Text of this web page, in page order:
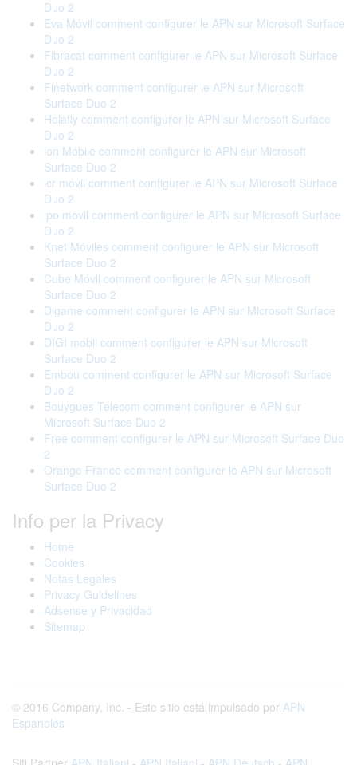
Duo 2
Eva Móvil comment configurer le APN sur Microsoft Surface
Duo 2
Fibracat comment configurer le APN sur Microsoft Surface
Duo 2
Finetwork comment configurer le APN sur Microsoft
Surface Duo 2
Holafly comment configurer le APN sur Microsoft Surface
Duo 2
ion Mobile comment configurer le APN sur Microsoft
Surface Duo 2
lcr móvil comment configurer le APN sur Microsoft Surface
Duo 2
ipo móvil comment configurer le APN sur Microsoft Surface
Duo 2
Knet Móviles comment configurer le APN sur Microsoft
Surface Duo 2
Cube Móvil comment configurer le APN sur Microsoft
Surface Duo 2
Digame comment configurer le APN sur Microsoft Surface
Duo 2
DIGI mobil comment configurer le APN sur Microsoft
Surface Duo 2
Embou comment configurer le APN sur Microsoft Surface
Duo 2
Bouygues Telecom comment configurer le APN sur
Microsoft Surface Duo 2
Free comment configurer le APN sur Microsoft Surface Duo
2
Orange France comment configurer le APN sur Microsoft
Surface Duo 2
Info per la Privacy
Home
Cookies
Notas Legales
Privacy Guidelines
Adsense y Privacidad
Sitemap
© 2016 Company, Inc. - Este sitio está impulsado por APN
Espanoles